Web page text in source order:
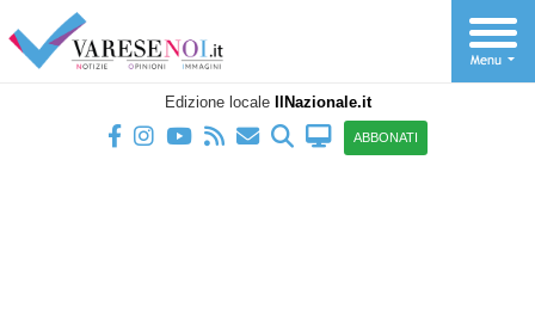
Edizione locale IlNazionale.it
ABBONATI